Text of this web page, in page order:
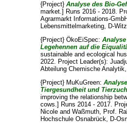
{Project}Analyse des Bio-
market.] Runs 2016 - 2018.
Agrarmarkt Informations-
Lebensmittelmarketing, D-
{Project} ÖkoEiSpec:
Legehennen auf die
sustainable and ecological
2022. Project Leader(s):
Abteilung Chemische
{Project} MuKuGreen:
Tiergesundheit und
improving the relationship
cows.] Runs 2014 - 2017.
Nicole andWaßmuth, Prof.
Hochschule Osnabrück, D-